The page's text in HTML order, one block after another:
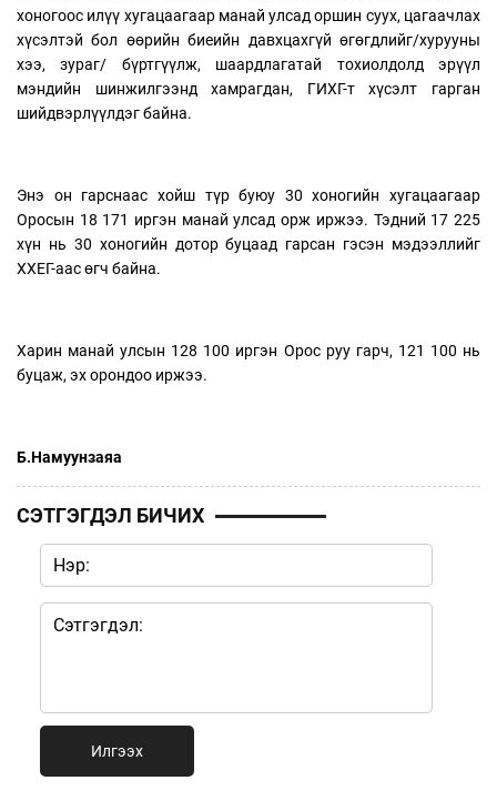
хоногоос илүү хугацаагаар манай улсад оршин суух, цагаачлах
хүсэлтэй бол өөрийн биеийн давхцахгүй өгөгдлийг/хурууны
хээ, зураг/ бүртгүүлж, шаардлагатай тохиолдолд эрүүл
мэндийн шинжилгээнд хамрагдан, ГИХГ-т хүсэлт гарган
шийдвэрлүүлдэг байна.
Энэ он гарснаас хойш түр буюу 30 хоногийн хугацаагаар
Оросын 18 171 иргэн манай улсад орж иржээ. Тэдний 17 225
хүн нь 30 хоногийн дотор буцаад гарсан гэсэн мэдээллийг
ХХЕГ-аас өгч байна.
Харин манай улсын 128 100 иргэн Орос руу гарч, 121 100 нь
буцаж, эх орондоо иржээ.
Б.Намуунзаяа
СЭТГЭГДЭЛ БИЧИХ
Илгээх